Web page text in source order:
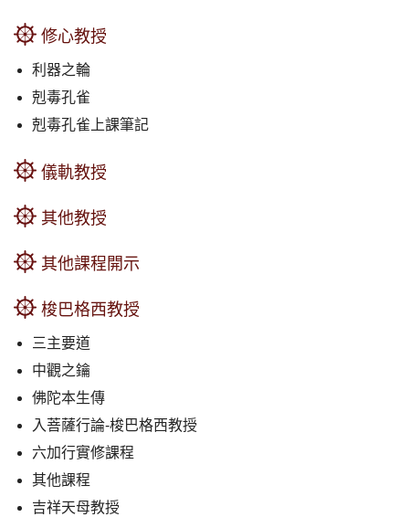
修心教授
利器之輪
剋毒孔雀
剋毒孔雀上課筆記
儀軌教授
其他教授
其他課程開示
梭巴格西教授
三主要道
中觀之鑰
佛陀本生傳
入菩薩行論-梭巴格西教授
六加行實修課程
其他課程
吉祥天母教授